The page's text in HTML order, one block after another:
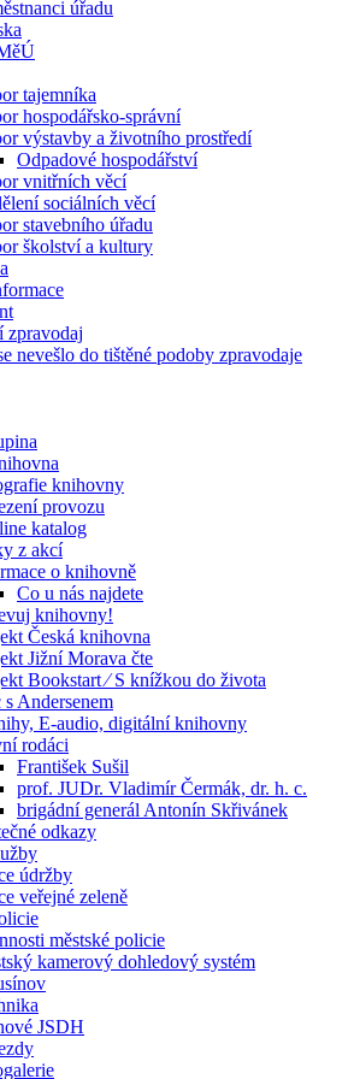
úřadu
tajemníka
hospodářsko-správní
výstavby a životního prostředí
Odpadové hospodářství
vnitřních věcí
sociálních věcí
stavebního úřadu
školství a kultury
zpravodaj
nevešlo do tištěné podoby zpravodaje
knihovny
provozu
katalog
z akcí
o knihovně
Co u nás najdete
knihovny!
Česká knihovna
Jižní Morava čte
Bookstart ⁄ S knížkou do života
Andersenem
E-audio, digitální knihovny
rodáci
František Sušil
prof. JUDr. Vladimír Čermák, dr. h. c.
brigádní generál Antonín Skřivánek
odkazy
údržby
veřejné zeleně
městské policie
kamerový dohledový systém
JSDH